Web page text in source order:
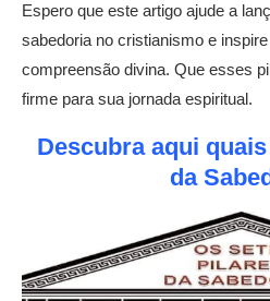
Espero que este artigo ajude a
sabedoria no cristianismo e
compreensão divina. Que esses
firme para sua jornada espiritual.
Descubra aqui
da